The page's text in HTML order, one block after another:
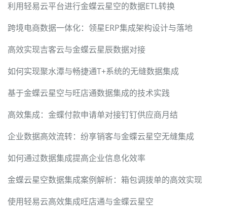
利用轻易云平台进行金蝶云星空的数据ETL转换
跨境电商数据一体化：领星ERP集成架构设计与落地
高效实现吉客云与金蝶云星辰数据对接
如何实现聚水潭与畅捷通T+系统的无缝数据集成
基于金蝶云星空与旺店通数据集成的技术实践
高效集成：金蝶付款申请单对接钉钉供应商月结
企业数据高效流转：纷享销客与金蝶云星空无缝集成
如何通过数据集成提高企业信息化效率
金蝶云星空数据集成案例解析：箱包调拨单的高效实现
使用轻易云高效集成旺店通与金蝶云星空